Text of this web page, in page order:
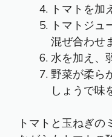
トマトを加
トマトジュ
混ぜ合わせ
水を加え、
野菜が柔ら
しょうで味
トマトと玉ねぎ